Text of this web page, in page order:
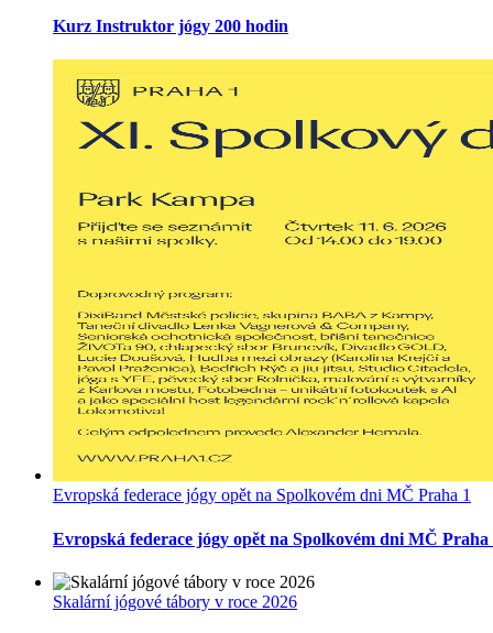
Kurz Instruktor jógy 200 hodin
Evropská federace jógy opět na Spolkovém dni MČ Praha 1
Evropská federace jógy opět na Spolkovém dni MČ Praha
Skalární jógové tábory v roce 2026